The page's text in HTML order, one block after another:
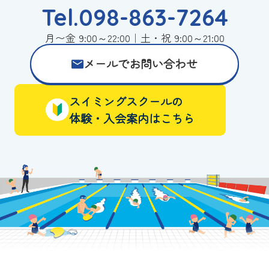
Tel.098-863-7264
月〜金 9:00～22:00｜土・祝 9:00～21:00
メールでお問い合わせ
スイミングスクールの
体験・入会案内はこちら